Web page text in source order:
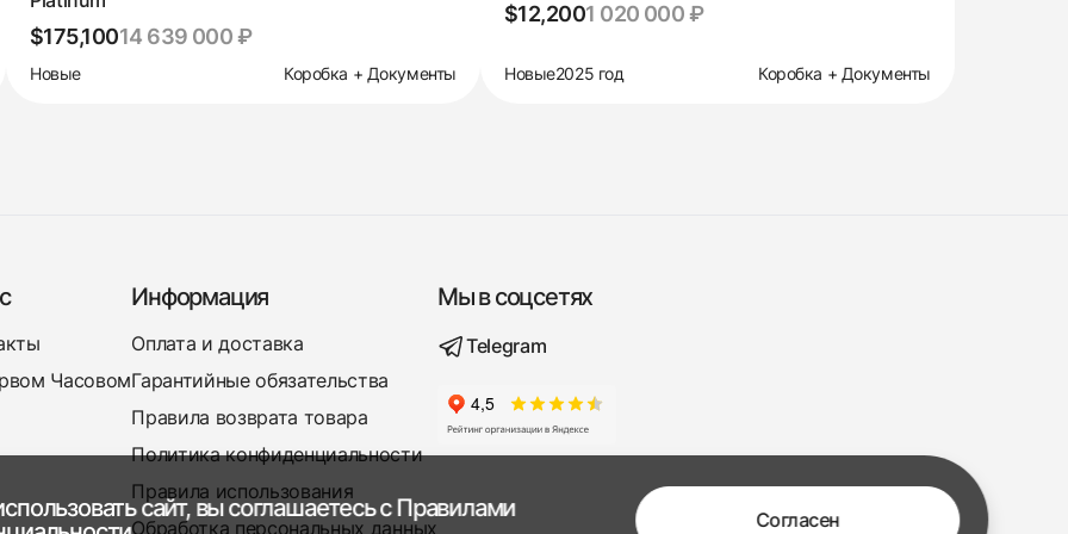
$175,10014 639 000 ₽
Новые Коробка + Документы
$12,2001 020 000 ₽
Новые2025 год Коробка + Документы
Часовом
Информация
Оплата и доставка
Гарантийные обязательства
Правила возврата товара
Политика конфиденциальности
Правила использования
Обработка персональных данных
Мы в соцсетях
Telegram
сайт, вы соглашаетесь сПравилами
Согласен